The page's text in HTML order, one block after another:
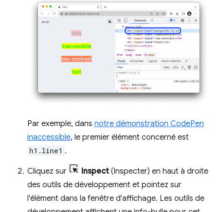
Par exemple, dans notre démonstration CodePen
inaccessible, le premier élément concerné est
h1.line1 .
Cliquez sur Inspect (Inspecter) en haut à droite
des outils de développement et pointez sur
l'élément dans la fenêtre d'affichage. Les outils de